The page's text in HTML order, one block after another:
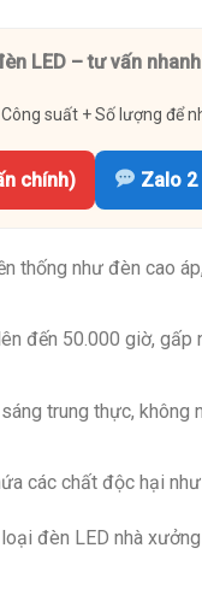
LED – tư vấn
suất + Số lượng để
chính) Zalo 2
thống như đèn cao
đến 50.000 giờ,
trung thực, không
các chất độc hại
đèn LED nhà